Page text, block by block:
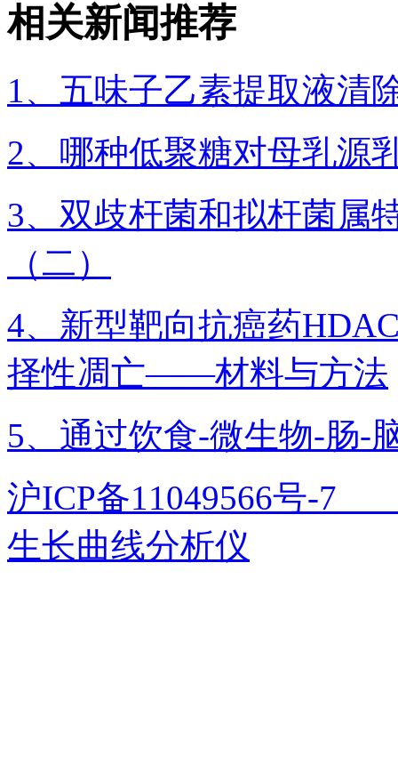
相关新闻推荐
1、五味子乙素提取液清
2、哪种低聚糖对母乳源
3、双歧杆菌和拟杆菌属
（二）
4、新型靶向抗癌药
择性凋亡——材料与方法
5、通过饮食-微生物-肠-
沪ICP备11049566号
生长曲线分析仪